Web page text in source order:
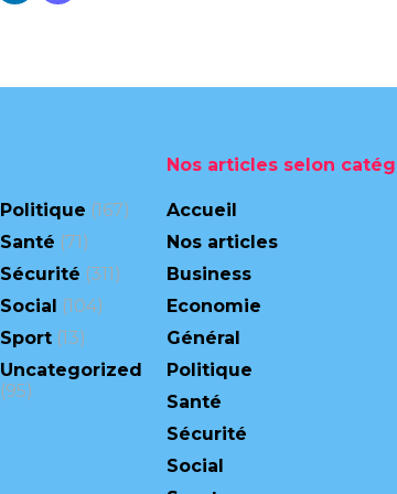
Politique (167)
Santé (71)
Sécurité (311)
Social (104)
Sport(13)
Uncategorized
(95)
Nos articles selon
Accueil
Nos articles
Business
Economie
Général
Politique
Santé
Sécurité
Social